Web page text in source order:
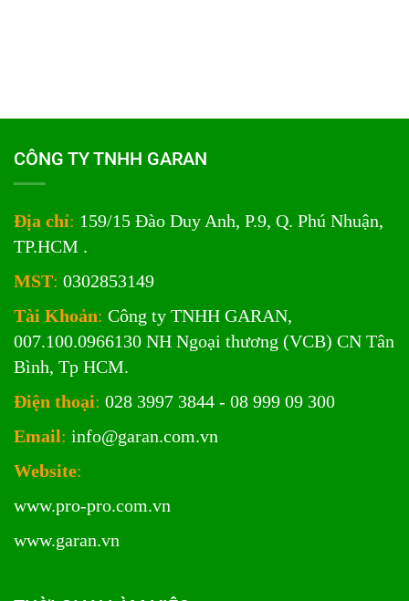
CÔNG TY TNHH GARAN
Địa chỉ: 159/15 Đào Duy Anh, P.9, Q. Phú Nhuận,
TP.HCM .
MST: 0302853149
Tài Khoản: Công ty TNHH GARAN,
007.100.0966130 NH Ngoại thương (VCB) CN Tân
Bình, Tp HCM.
Điện thoại: 028 3997 3844 - 08 999 09 300
Email: info@garan.com.vn
Website:
www.pro-pro.com.vn
www.garan.vn